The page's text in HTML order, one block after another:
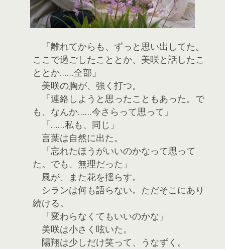
「離れてからも、ずっと思い出してた。
ここで過ごしたこととか、美咲と話したこ
ととか……全部」
美咲の胸が、強く打つ。
「連絡しようと思ったこともあった。で
も、なんか……今さらって思って」
「……私も、同じ」
言葉は自然に出た。
「忘れたほうがいいのかなって思って
た。でも、無理だった」
風が、また花を揺らす。
シランは何も語らない。ただそこにあり
続ける。
「変わらなくてもいいのかな」
美咲は小さく呟いた。
陽翔は少しだけ笑って、うなずく。